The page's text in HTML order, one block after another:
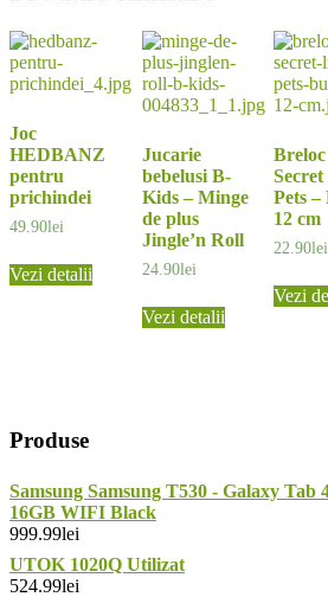
Joc
HEDBANZ
pentru
prichindei
49.90lei
Vezi detalii
Jucarie
bebelusi B-
Kids – Minge
de plus
Jingle’n Roll
24.90lei
Vezi detalii
Pets –
12 cm
22.90lei
Vezi
Produse
Samsung Samsung T530 - Galaxy Tab
16GB WIFI Black
999.99lei
UTOK 1020Q Utilizat
524.99lei